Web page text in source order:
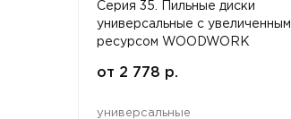
Серия 35. Пильные диски
универсальные с увеличенным
ресурсом WOODWORK
от 2 778 р.
универсальные